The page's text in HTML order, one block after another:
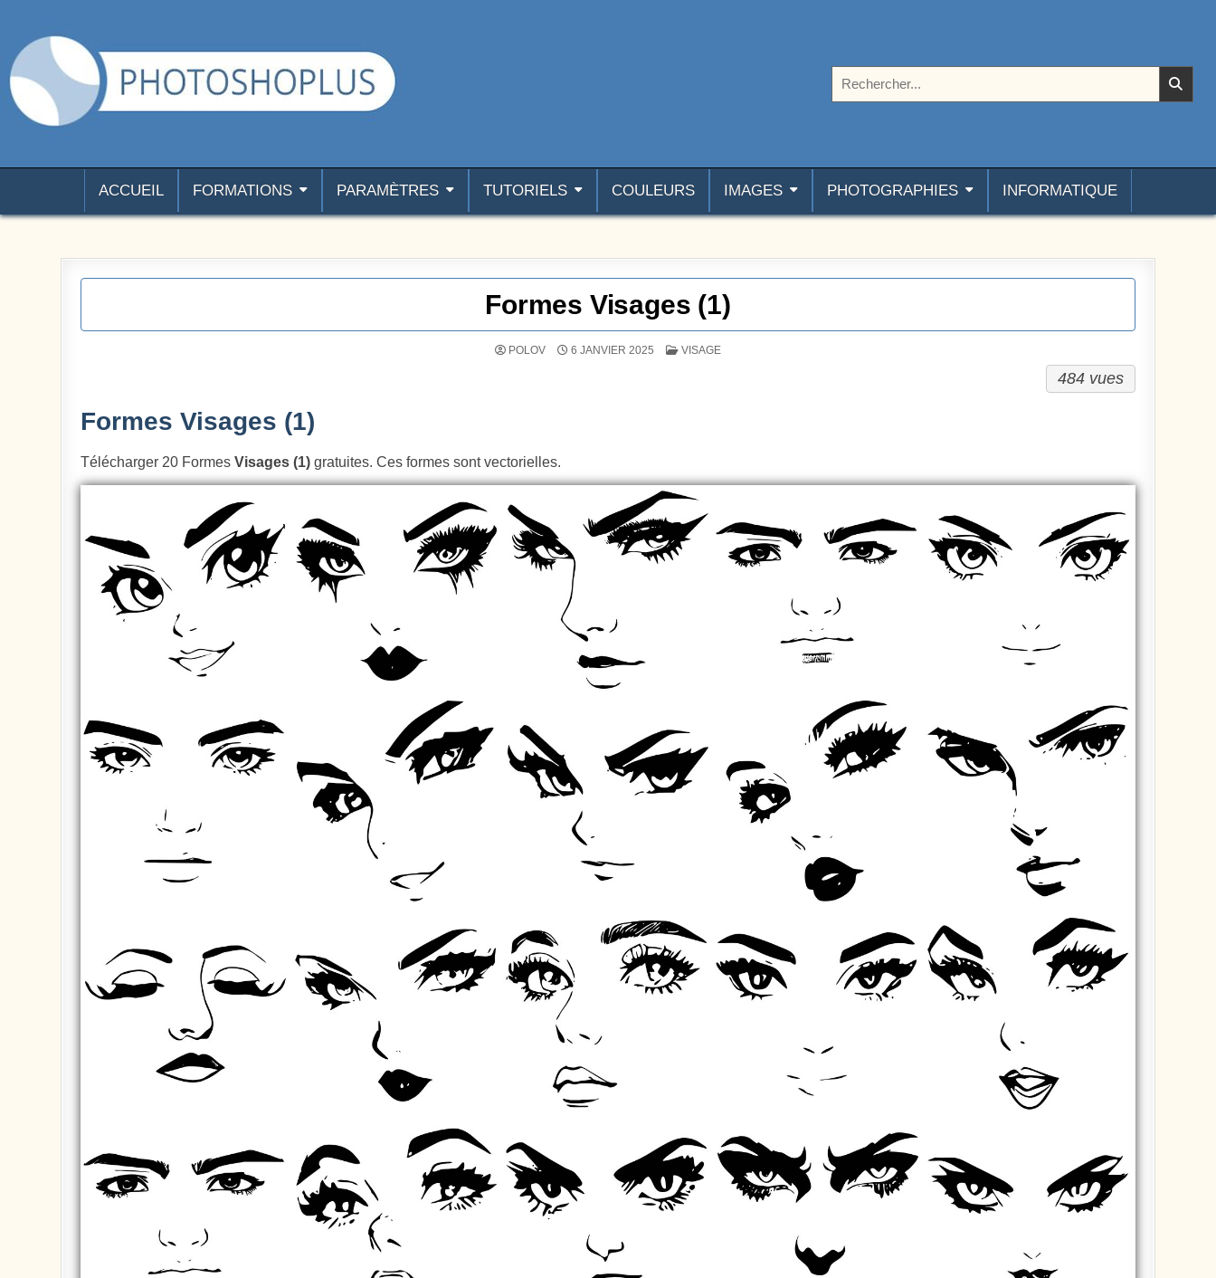
ACCUEIL FORMATIONS PARAMÈTRES TUTORIELS COULEURS IMAGES PHOTOGRAPHIES INFORMATIQUE
Formes Visages (1)
POLOV 6 JANVIER 2025 POSTÉ DANS
VISAGE
484 vues
Formes Visages (1)
Télécharger 20 FormesVisages (1) gratuites. Ces formes sont vectorielles.